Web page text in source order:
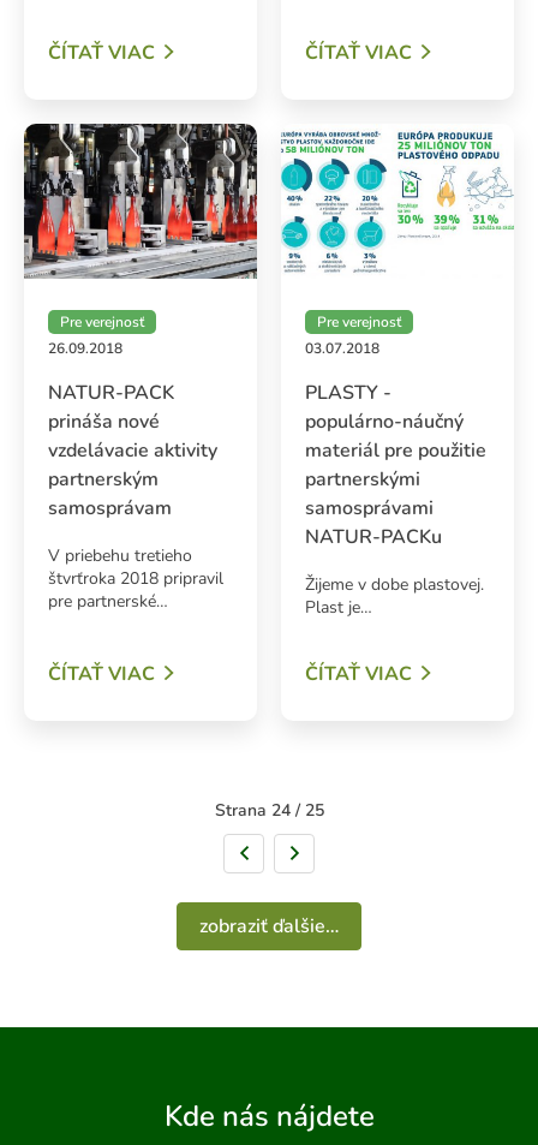
ČÍTAŤ VIAC ČÍTAŤ VIAC
Pre verejnosť
26.09.2018
NATUR-PACK
prináša nové
vzdelávacie aktivity
partnerským
samosprávam
V priebehu tretieho
štvrťroka 2018 pripravil
pre partnerské…
ČÍTAŤ VIAC
Pre verejnosť
03.07.2018
PLASTY -
populárno-náučný
materiál pre použitie
partnerskými
samosprávami
NATUR-PACKu
Žijeme v dobe plastovej.
Plast je…
ČÍTAŤ VIAC
Strana 24 / 25
zobraziť ďalšie…
Kde nás nájdete